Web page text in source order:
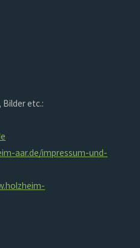
etc.:
aar.de/impressum-und-